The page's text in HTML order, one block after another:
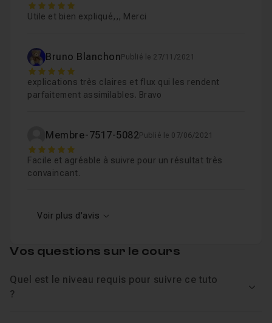
5
Utile et bien expliqué,,, Merci
Bruno Blanchon Publié le 27/11/2021
5
explications très claires et flux qui les rendent
parfaitement assimilables. Bravo
Membre-7517-5082Publié le 07/06/2021
5
Facile et agréable à suivre pour un résultat très
convaincant.
Voir plus d'avis
Vos questions sur le cours
Quel est le niveau requis pour suivre ce tuto
?